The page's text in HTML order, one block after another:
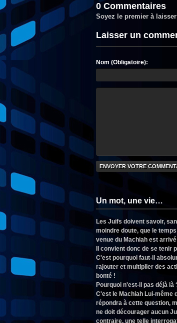
0 Commentaires
Soyez le premier à
Laisser un
Nom (Obligatoire):
Un mot, une vie…
Les Juifs doivent savoir,
moindre doute, que le temps
venue du Machiah est arrivé
Il convient donc de se tenir
C'est pourquoi faut-il
rajouter et multiplier des
bonté !
Pourquoi n'est-il pas déjà là
C'est le Machiah Lui-même
répondra à cette question,
ne doit décourager aucun
contraire, une telle